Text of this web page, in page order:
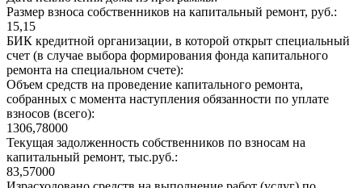
Размер взноса собственников на капитальный ремонт, руб.:
15,15
БИК кредитной организации, в которой открыт специальный
счет (в случае выбора формирования фонда капитального
ремонта на специальном счете):
Объем средств на проведение капитального ремонта,
собранных с момента наступления обязанности по уплате
взносов (всего):
1306,78000
Текущая задолженность собственников по взносам на
капитальный ремонт, тыс.руб.:
83,57000